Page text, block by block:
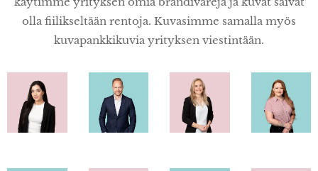
olla fiilikseltään rentoja. Kuvasimme samalla myös
kuvapankkikuvia yrityksen viestintään.